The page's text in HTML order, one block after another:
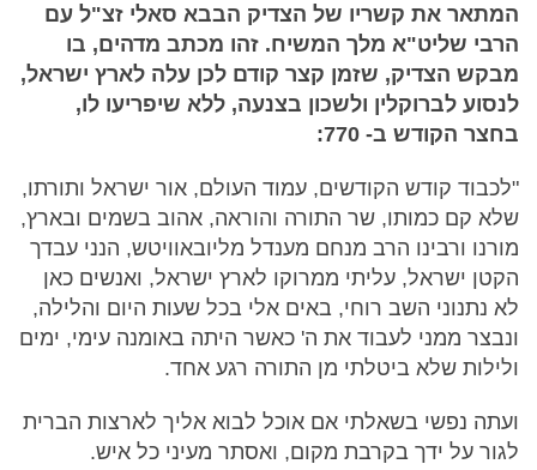
המתאר את קשריו של הצדיק הבבא סאלי זצ"ל עם
הרבי שליט"א מלך המשיח. זהו מכתב מדהים, בו
מבקש הצדיק, שזמן קצר קודם לכן עלה לארץ ישראל,
לנסוע לברוקלין ולשכון בצנעה, ללא שיפריעו לו,
בחצר הקודש ב- 770:
"לכבוד קודש הקודשים, עמוד העולם, אור ישראל ותורתו,
שלא קם כמותו, שר התורה והוראה, אהוב בשמים ובארץ,
מורנו ורבינו הרב מנחם מענדל מליובאוויטש, הנני עבדך
הקטן ישראל, עליתי ממרוקו לארץ ישראל, ואנשים כאן
לא נתנוני השב רוחי, באים אלי בכל שעות היום והלילה,
ונבצר ממני לעבוד את ה' כאשר היתה באומנה עימי, ימים
ולילות שלא ביטלתי מן התורה רגע אחד.
ועתה נפשי בשאלתי אם אוכל לבוא אליך לארצות הברית
לגור על ידך בקרבת מקום, ואסתר מעיני כל איש.